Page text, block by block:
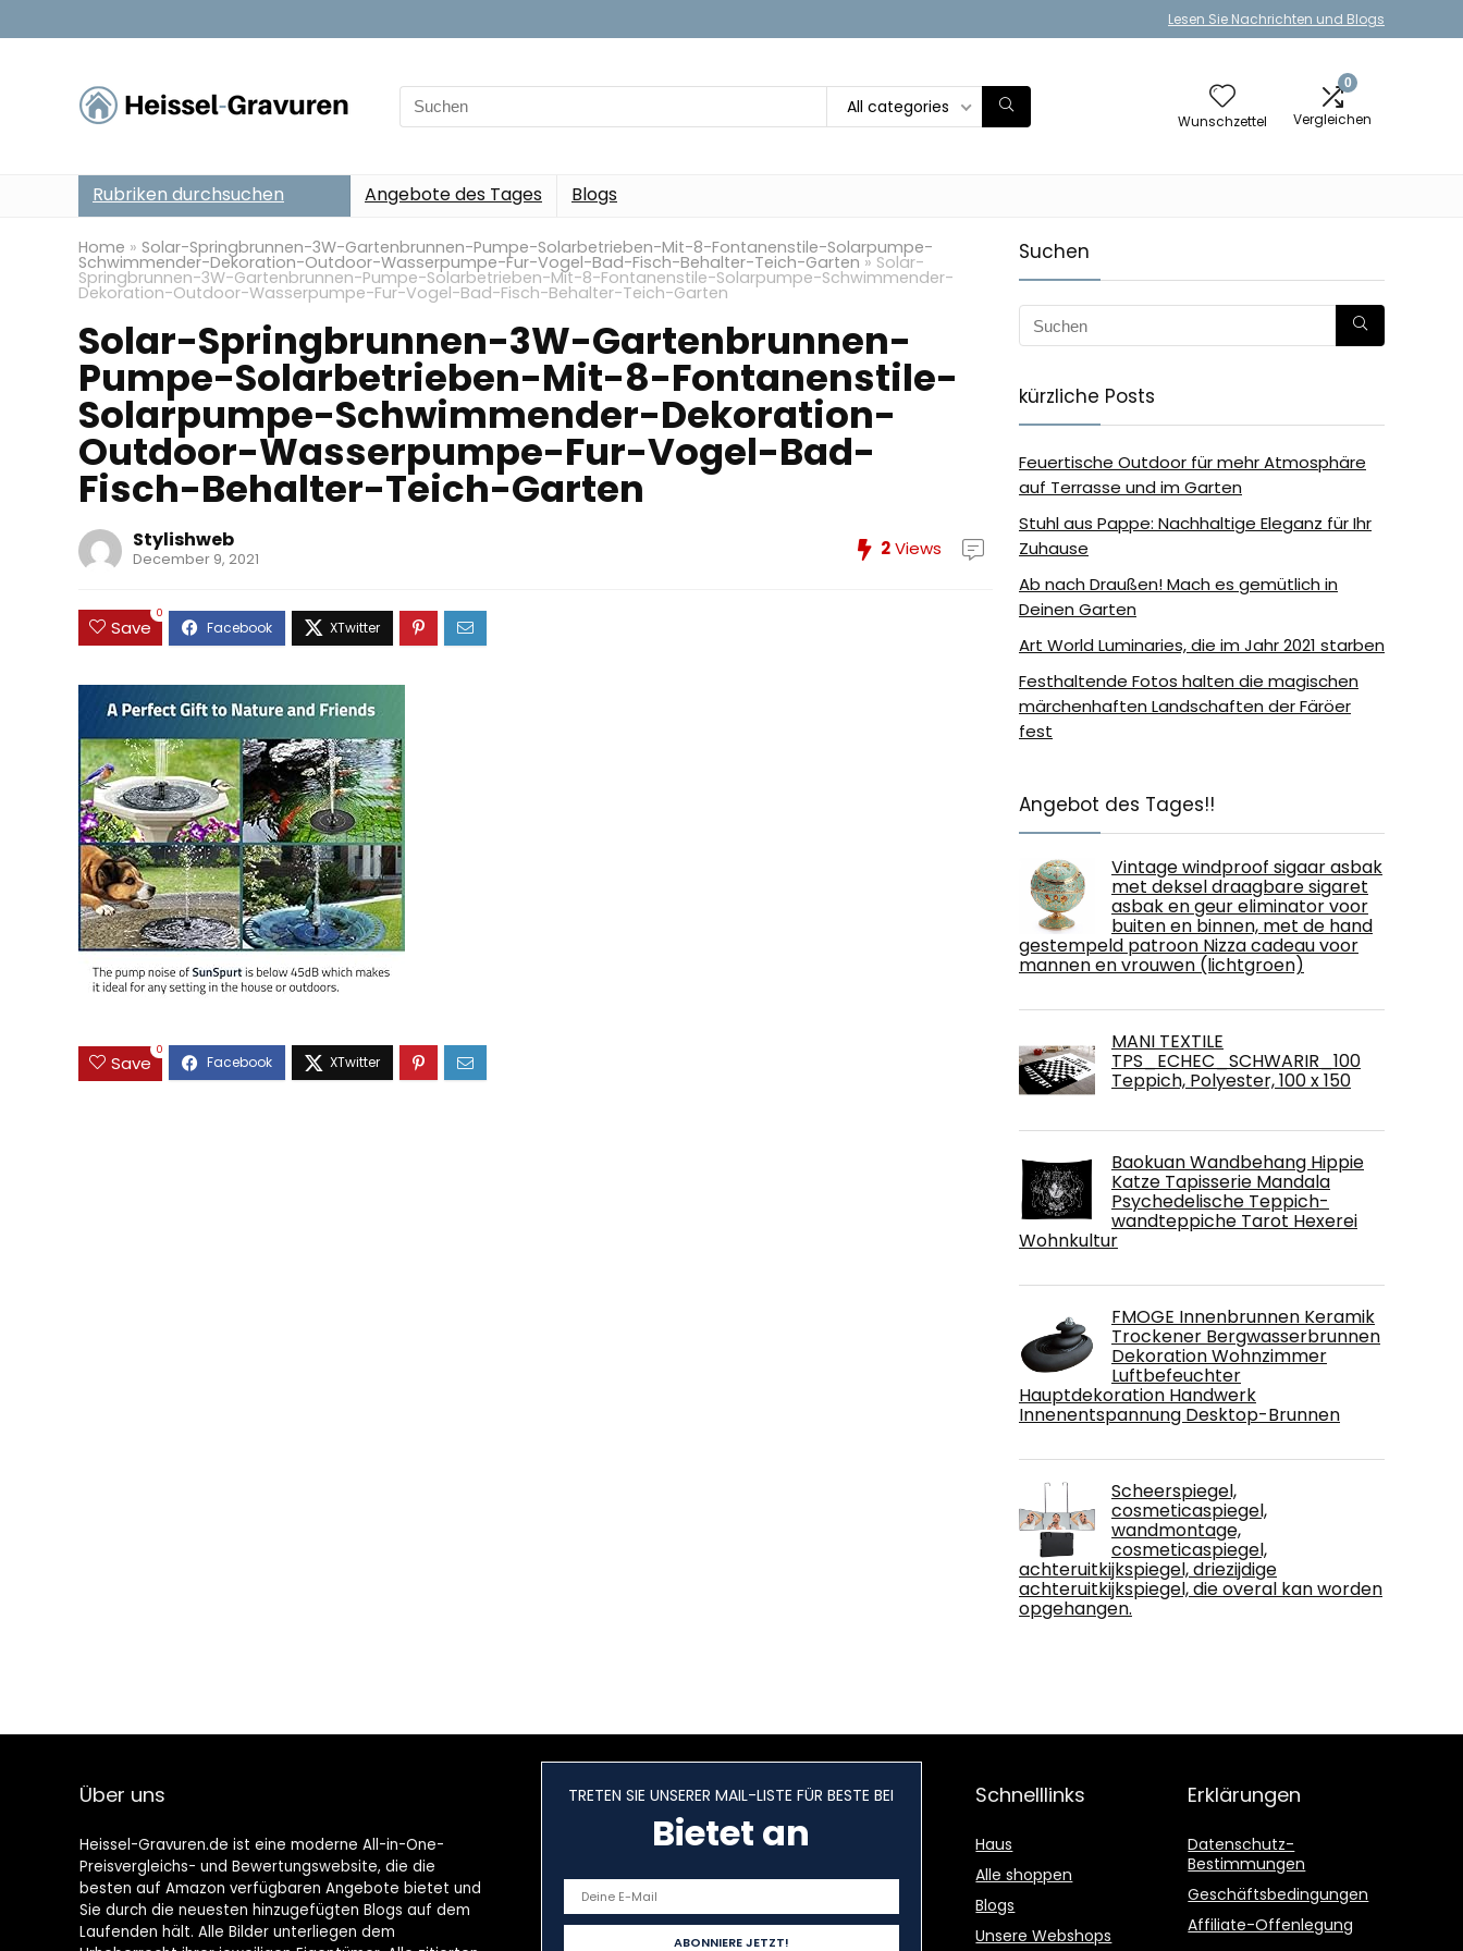
Lesen Sie Nachrichten und Blogs
Search
for:
All categories
Wunschzettel
0
Vergleichen
Rubriken durchsuchen Angebote des Tages Blogs
Home » Solar-Springbrunnen-3W-Gartenbrunnen-Pumpe-Solarbetrieben-Mit-8-Fontanenstile-Solarpumpe-
Schwimmender-Dekoration-Outdoor-Wasserpumpe-Fur-Vogel-Bad-Fisch-Behalter-Teich-Garten » Solar-
Springbrunnen-3W-Gartenbrunnen-Pumpe-Solarbetrieben-Mit-8-Fontanenstile-Solarpumpe-Schwimmender-
Dekoration-Outdoor-Wasserpumpe-Fur-Vogel-Bad-Fisch-Behalter-Teich-Garten
Solar-Springbrunnen-3W-Gartenbrunnen-
Pumpe-Solarbetrieben-Mit-8-Fontanenstile-
Solarpumpe-Schwimmender-Dekoration-
Outdoor-Wasserpumpe-Fur-Vogel-Bad-
Fisch-Behalter-Teich-Garten
Stylishweb
December 9, 2021 2Views
Save
0
Save
0
Suchen
kürzliche Posts
Feuertische Outdoor für mehr Atmosphäre
auf Terrasse und im Garten
Stuhl aus Pappe: Nachhaltige Eleganz für Ihr
Zuhause
Ab nach Draußen! Mach es gemütlich in
Deinen Garten
Art World Luminaries, die im Jahr 2021 starben
Festhaltende Fotos halten die magischen
märchenhaften Landschaften der Färöer
fest
Angebot des Tages!!
Vintage windproof sigaar asbak
met deksel draagbare sigaret
asbak en geur eliminator voor
buiten en binnen, met de hand
gestempeld patroon Nizza cadeau voor
mannen en vrouwen (lichtgroen)
MANI TEXTILE
TPS_ECHEC_SCHWARIR_100
Teppich, Polyester, 100 x 150
Baokuan Wandbehang Hippie
Katze Tapisserie Mandala
Psychedelische Teppich-
wandteppiche Tarot Hexerei
Wohnkultur
FMOGE Innenbrunnen Keramik
Trockener Bergwasserbrunnen
Dekoration Wohnzimmer
Luftbefeuchter
Hauptdekoration Handwerk
Innenentspannung Desktop-Brunnen
Scheerspiegel,
cosmeticaspiegel,
wandmontage,
cosmeticaspiegel,
achteruitkijkspiegel, driezijdige
achteruitkijkspiegel, die overal kan worden
opgehangen.
Über uns
Heissel-Gravuren.de ist eine moderne All-in-One-
Preisvergleichs- und Bewertungswebsite, die die
besten auf Amazon verfügbaren Angebote bietet und
Sie durch die neuesten hinzugefügten Blogs auf dem
Laufenden hält. Alle Bilder unterliegen dem
TRETEN SIE UNSERER MAIL-LISTE FÜR BESTE BEI
Bietet an
Schnelllinks
Haus
Alle shoppen
Blogs
Unsere Webshops
Erklärungen
Datenschutz-
Bestimmungen
Geschäftsbedingungen
Affiliate-Offenlegung